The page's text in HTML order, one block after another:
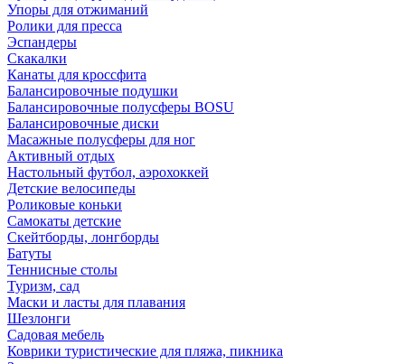
Упоры для отжиманий
Ролики для пресса
Эспандеры
Скакалки
Канаты для кроссфита
Балансировочные подушки
Балансировочные полусферы BOSU
Балансировочные диски
Масажные полусферы для ног
Активный отдых
Настольный футбол, аэрохоккей
Детские велосипеды
Роликовые коньки
Самокаты детские
Скейтборды, лонгборды
Батуты
Теннисные столы
Туризм, сад
Маски и ласты для плавания
Шезлонги
Садовая мебель
Коврики туристические для пляжа, пикника